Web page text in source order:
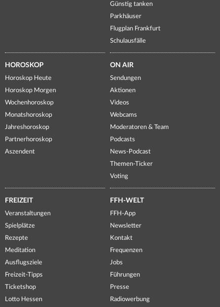
Günstig tanken
Parkhäuser
Flugplan Frankfurt
Schulausfälle
HOROSKOP
Horoskop Heute
Horoskop Morgen
Wochenhoroskop
Monatshoroskop
Jahreshoroskop
Partnerhoroskop
Aszendent
ON AIR
Sendungen
Aktionen
Videos
Webcams
Moderatoren & Team
Podcasts
News-Podcast
Themen-Ticker
Voting
FREIZEIT
Veranstaltungen
Spielplätze
Rezepte
Meditation
Ausflugsziele
Freizeit-Tipps
Ticketshop
Lotto Hessen
FFH-WELT
FFH-App
Newsletter
Kontakt
Frequenzen
Jobs
Führungen
Presse
Radiowerbung